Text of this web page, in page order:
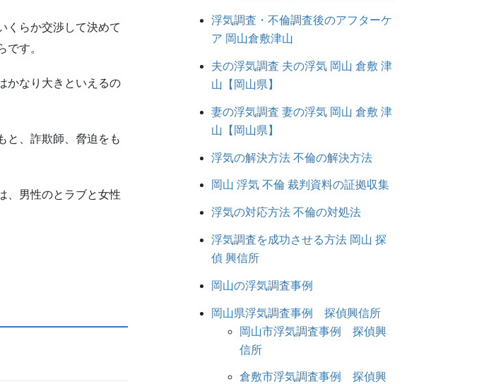
くらか交渉して決めて
す。
かなり大きといえるの
と、詐欺師、脅迫をも
、男性のとラブと女性
浮気調査・不倫調査後のアフターケ
ア 岡山倉敷津山
夫の浮気調査 夫の浮気 岡山 倉敷 津
山【岡山県】
妻の浮気調査 妻の浮気 岡山 倉敷 津
山【岡山県】
浮気の解決方法 不倫の解決方法
岡山 浮気 不倫 裁判資料の証拠収集
浮気の対応方法 不倫の対処法
浮気調査を成功させる方法 岡山 探
偵 興信所
岡山の浮気調査事例
岡山県浮気調査事例 探偵興信所
岡山市浮気調査事例 探偵興
信所
倉敷市浮気調査事例 探偵興